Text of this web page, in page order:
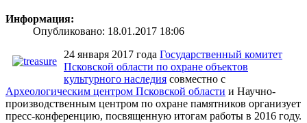
Информация:
Опубликовано: 18.01.2017 18:06
24 января 2017 года Государственный комитет
Псковской области по охране объектов
культурного наследия совместно с
Археологическим центром Псковской области и Научно-
производственным центром по охране памятников организует
пресс-конференцию, посвященную итогам работы в 2016 году.